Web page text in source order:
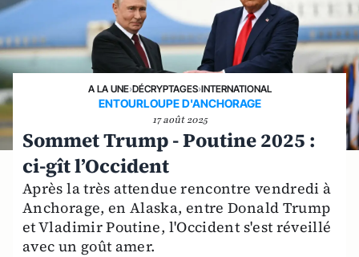
A LA UNE›DÉCRYPTAGES›INTERNATIONAL
ENTOURLOUPE D'ANCHORAGE
17 août 2025
Sommet Trump - Poutine 2025 :
ci-gît l’Occident
Après la très attendue rencontre vendredi à
Anchorage, en Alaska, entre Donald Trump
et Vladimir Poutine, l'Occident s'est réveillé
avec un goût amer.